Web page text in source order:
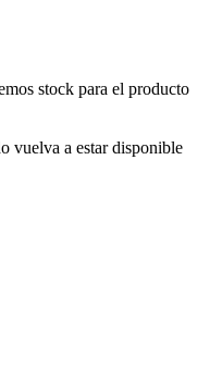
stock para el producto
vuelva a estar disponible